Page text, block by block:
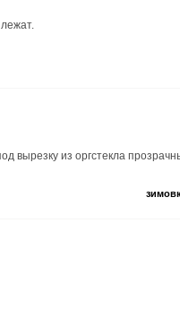
вырезку из оргстекла